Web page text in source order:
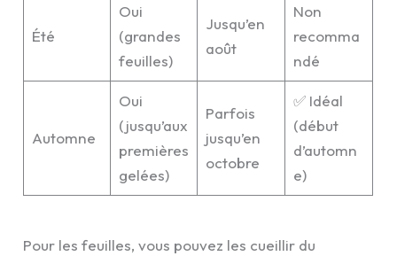
Été
Oui
(grandes
feuilles)
Jusqu’en
août
Non
recomma
ndé
Automne
Oui
(jusqu’aux
premières
gelées)
Parfois
jusqu’en
octobre
✅ Idéal
(début
d’automn
e)
Pour les feuilles, vous pouvez les cueillir du